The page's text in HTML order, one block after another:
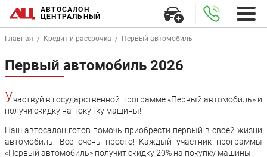
АВТОСАЛОН
ЦЕНТРАЛЬНЫЙ
Главная Кредит и рассрочка Первый автомобиль
Первый автомобиль 2026
Участвуй в государственной программе «Первый автомобиль» и
получи скидку на покупку машины!
Наш автосалон готов помочь приобрести первый в своей жизни
автомобиль. Всё очень просто! Каждый участник программы
«Первый автомобиль» получит скидку 20% на покупку машины.